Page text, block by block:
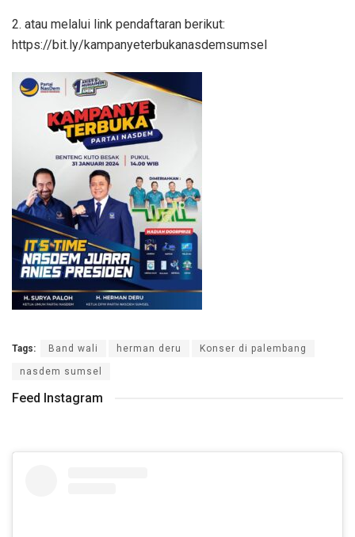
2. atau melalui link pendaftaran berikut:
https://bit.ly/kampanyeterbukanasdemsumsel
Tags: Band wali herman deru Konser di palembang
nasdem sumsel
Feed Instagram